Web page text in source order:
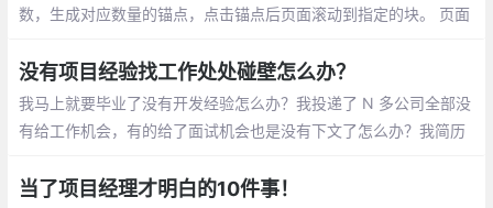
数，生成对应数量的锚点，点击锚点后页面滚动到指定的块。 页面
没有项目经验找工作处处碰壁怎么办？
我马上就要毕业了没有开发经验怎么办？我投递了 N 多公司全部没
有给工作机会，有的给了面试机会也是没有下文了怎么办？我简历
当了项目经理才明白的10件事！